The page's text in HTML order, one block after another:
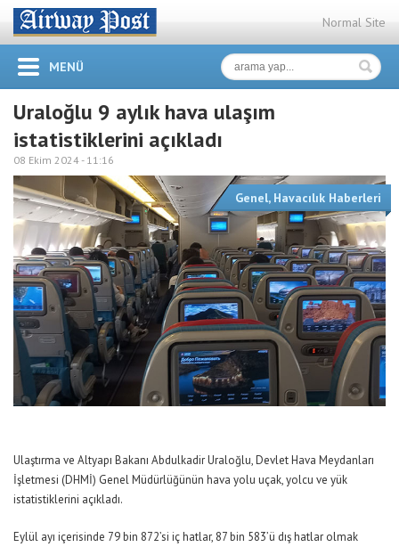
Normal Site
MENÜ
Uraloğlu 9 aylık hava ulaşım
istatistiklerini açıkladı
08 Ekim 2024 - 11:16
Genel, Havacılık Haberleri
Ulaştırma ve Altyapı Bakanı Abdulkadir Uraloğlu, Devlet Hava Meydanları
İşletmesi (DHMİ) Genel Müdürlüğünün hava yolu uçak, yolcu ve yük
istatistiklerini açıkladı.
Eylül ayı içerisinde 79 bin 872’si iç hatlar, 87 bin 583’ü dış hatlar olmak